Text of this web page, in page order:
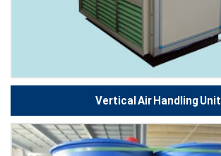
Vertical Air Handling Unit